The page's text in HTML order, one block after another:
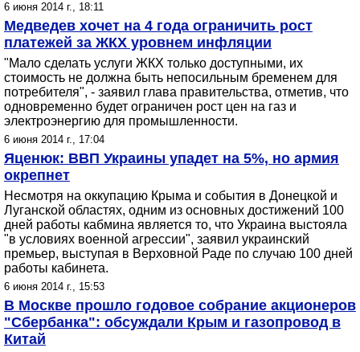
6 июня 2014 г., 18:11
Медведев хочет на 4 года ограничить рост
платежей за ЖКХ уровнем инфляции
"Мало сделать услуги ЖКХ только доступными, их
стоимость не должна быть непосильным бременем для
потребителя", - заявил глава правительства, отметив, что
одновременно будет ограничен рост цен на газ и
электроэнергию для промышленности.
6 июня 2014 г., 17:04
Яценюк: ВВП Украины упадет на 5%, но армия
окрепнет
Несмотря на оккупацию Крыма и события в Донецкой и
Луганской областях, одним из основных достижений 100
дней работы кабмина является то, что Украина выстояла
"в условиях военной агрессии", заявил украинский
премьер, выступая в Верховной Раде по случаю 100 дней
работы кабинета.
6 июня 2014 г., 15:53
В Москве прошло годовое собрание акционеров
"Сбербанка": обсуждали Крым и газопровод в
Китай